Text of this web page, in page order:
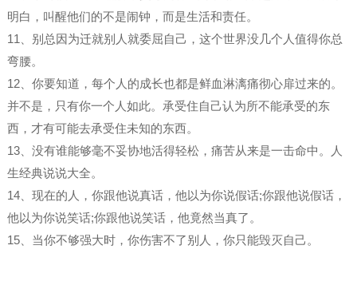
明白，叫醒他们的不是闹钟，而是生活和责任。
11、别总因为迁就别人就委屈自己，这个世界没几个人值得你总
弯腰。
12、你要知道，每个人的成长也都是鲜血淋漓痛彻心扉过来的。
并不是，只有你一个人如此。承受住自己认为所不能承受的东
西，才有可能去承受住未知的东西。
13、没有谁能够毫不妥协地活得轻松，痛苦从来是一击命中。人
生经典说说大全。
14、现在的人，你跟他说真话，他以为你说假话;你跟他说假话，
他以为你说笑话;你跟他说笑话，他竟然当真了。
15、当你不够强大时，你伤害不了别人，你只能毁灭自己。